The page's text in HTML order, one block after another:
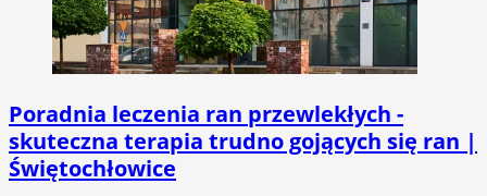
Poradnia leczenia ran przewlekłych -
skuteczna terapia trudno gojących się ran |
Świętochłowice